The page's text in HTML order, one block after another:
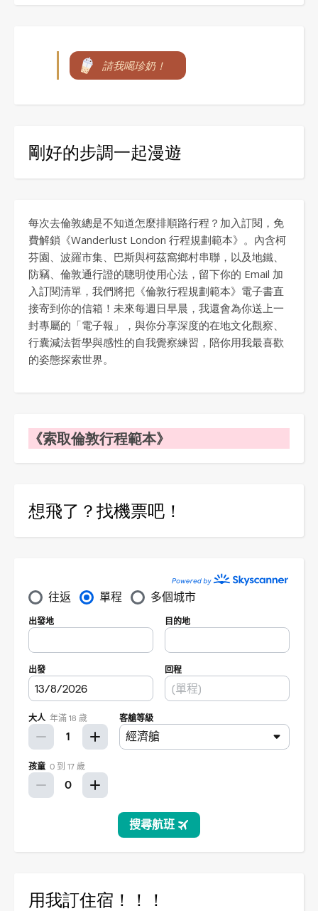
請我喝珍奶！
剛好的步調一起漫遊
每次去倫敦總是不知道怎麼排順路行程？加入訂閱，免
費解鎖《Wanderlust London 行程規劃範本》。內含柯
芬園、波羅市集、巴斯與柯茲窩鄉村串聯，以及地鐵、
防竊、倫敦通行證的聰明使用心法，留下你的 Email 加
入訂閱清單，我們將把《倫敦行程規劃範本》電子書直
接寄到你的信箱！未來每週日早晨，我還會為你送上一
封專屬的「電子報」，與你分享深度的在地文化觀察、
行囊減法哲學與感性的自我覺察練習，陪你用我最喜歡
的姿態探索世界。
《索取倫敦行程範本》
想飛了？找機票吧！
用我訂住宿！！！